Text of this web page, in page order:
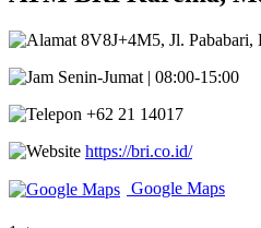
8V8J+4M5, Jl. Pababari,
Senin-Jumat | 08:00-15:00
+62 21 14017
https://bri.co.id/
Google Maps